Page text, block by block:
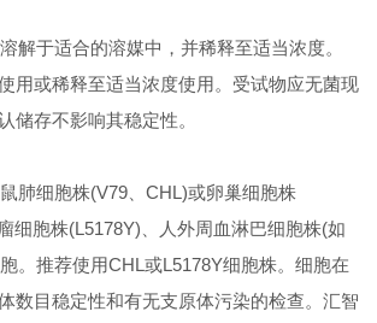
解于适合的溶媒中，并稀释至适当浓度。
用或稀释至适当浓度使用。受试物应无菌现
储存不影响其稳定性。
肺细胞株(V79 、CHL)或卵巢细胞株
细胞株(L5178Y) 、人外周血淋巴细胞株(如
。推荐使用CHL或L5178Y细胞株。细胞在
数目稳定性和有无支原体污染的检查。汇智